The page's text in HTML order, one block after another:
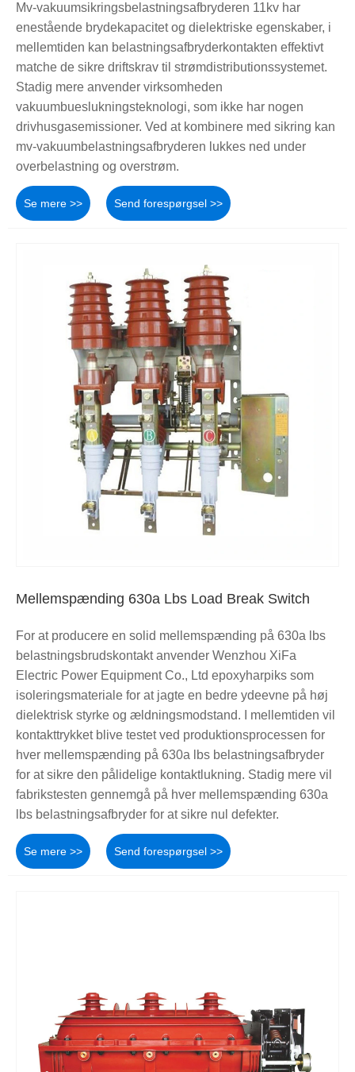
Mv-vakuumsikringsbelastningsafbryderen 11kv har
enestående brydekapacitet og dielektriske egenskaber, i
mellemtiden kan belastningsafbryderkontakten effektivt
matche de sikre driftskrav til strømdistributionssystemet.
Stadig mere anvender virksomheden
vakuumbueslukningsteknologi, som ikke har nogen
drivhusgasemissioner. Ved at kombinere med sikring kan
mv-vakuumbelastningsafbryderen lukkes ned under
overbelastning og overstrøm.
Se mere >> Send forespørgsel >>
Mellemspænding 630a Lbs Load Break Switch
For at producere en solid mellemspænding på 630a lbs
belastningsbrudskontakt anvender Wenzhou XiFa
Electric Power Equipment Co., Ltd epoxyharpiks som
isoleringsmateriale for at jagte en bedre ydeevne på høj
dielektrisk styrke og ældningsmodstand. I mellemtiden vil
kontakttrykket blive testet ved produktionsprocessen for
hver mellemspænding på 630a lbs belastningsafbryder
for at sikre den pålidelige kontaktlukning. Stadig mere vil
fabrikstesten gennemgå på hver mellemspænding 630a
lbs belastningsafbryder for at sikre nul defekter.
Se mere >> Send forespørgsel >>